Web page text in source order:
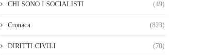
CHI SONO I SOCIALISTI (49)
Cronaca (823)
DIRITTI CIVILI (70)